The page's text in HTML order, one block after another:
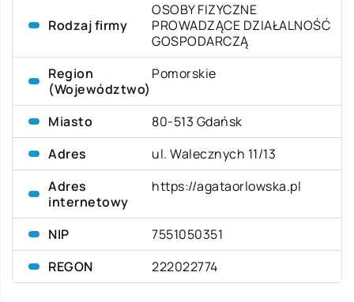
Rodzaj firmy
OSOBY FIZYCZNE
PROWADZĄCE DZIAŁALNOŚĆ
GOSPODARCZĄ
Region
(Województwo)
Pomorskie
Miasto
80-513 Gdańsk
Adres
ul. Walecznych 11/13
Adres
internetowy
https://agataorlowska.pl
NIP
7551050351
REGON
222022774